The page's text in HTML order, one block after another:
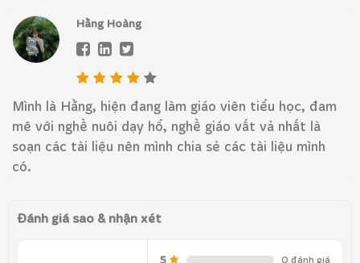
Hằng Hoàng
Mình là Hằng, hiện đang làm giáo viên tiểu học, đam
mê với nghề nuôi dạy hổ, nghề giáo vất vả nhất là
soạn các tài liệu nên mình chia sẻ các tài liệu mình
có.
Đánh giá sao & nhận xét
5 0 đánh giá